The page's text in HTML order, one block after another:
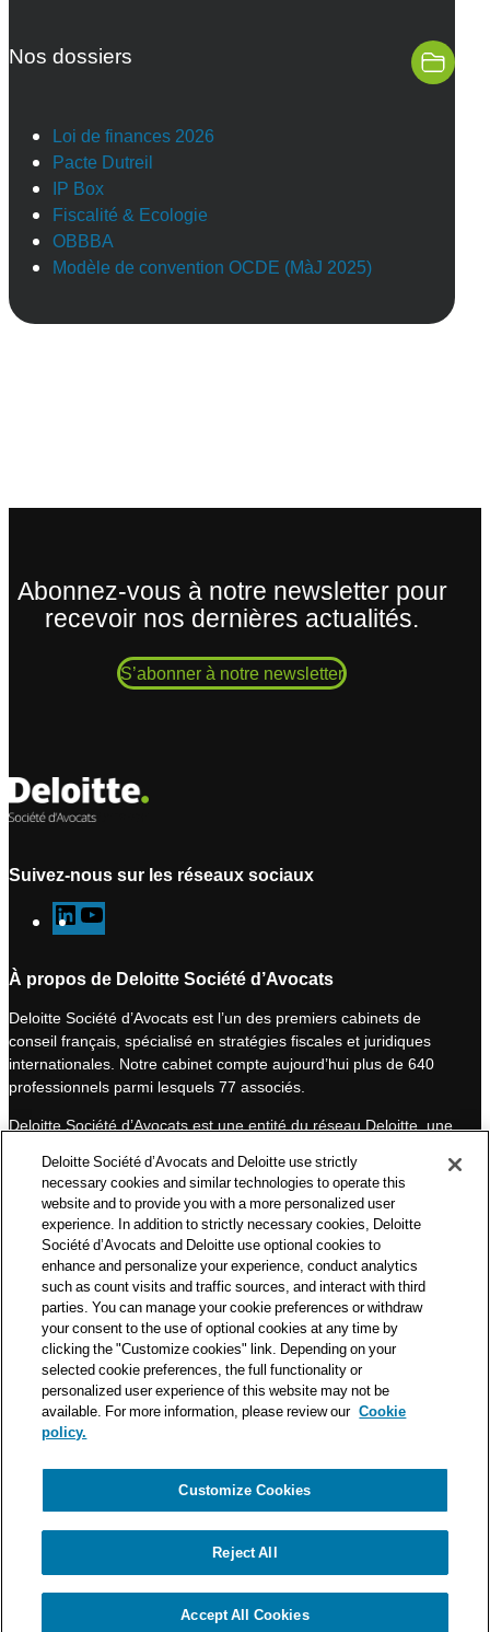
Nos dossiers
Loi de finances 2026
Pacte Dutreil
IP Box
Fiscalité & Ecologie
OBBBA
Modèle de convention OCDE (MàJ 2025)
Abonnez-vous à notre newsletter pour
recevoir nos dernières actualités.
S’abonner à notre newsletter
Suivez-nous sur les réseaux sociaux
L
i
k
e
d
I
n
o
T
u
b
e
À propos de Deloitte Société d’Avocats
Deloitte Société d’Avocats est l’un des premiers cabinets de
conseil français, spécialisé en stratégies fiscales et juridiques
internationales. Notre cabinet compte aujourd’hui plus de 640
professionnels parmi lesquels 77 associés.
Deloitte Société d’Avocats est une entité du réseau Deloitte, une
professionnels et à ce titre, travaille avec les 50 000 fiscalistes
et juristes de Deloitte situés dans 150 pays.
Les informations contenues sur ce blog ont pour objectif
d’informer ses lecteurs de manière générale. Elles ne peuvent
en aucun cas se substituer à un conseil délivré par un
professionnel en fonction d’une situation donnée. Un soin
particulier est apporté à la rédaction de nos articles, néanmoins
Deloitte Société d’Avocats décline toute responsabilité relative
aux éventuelles erreurs et omissions qu’ils pourraient contenir.​
Politique de confidentialité
Mentions légales
© Deloitte Société d’Avocats. Une entité du réseau Deloitte.
Deloitte Société d’Avocats and Deloitte use strictly
necessary cookies and similar technologies to operate this
website and to provide you with a more personalized user
experience. In addition to strictly necessary cookies, Deloitte
Société d’Avocats and Deloitte use optional cookies to
enhance and personalize your experience, conduct analytics
such as count visits and traffic sources, and interact with third
parties. You can manage your cookie preferences or withdraw
your consent to the use of optional cookies at any time by
clicking the "Customize cookies" link. Depending on your
selected cookie preferences, the full functionality or
personalized user experience of this website may not be
available. For more information, please review our Cookie
policy.
Customize Cookies
Reject All
Accept All Cookies